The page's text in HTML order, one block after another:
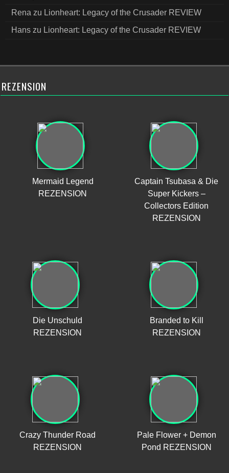
Rena zu Lionheart: Legacy of the Crusader REVIEW
Hans zu Lionheart: Legacy of the Crusader REVIEW
REZENSION
Mermaid Legend
REZENSION
Captain Tsubasa & Die
Super Kickers –
Collectors Edition
REZENSION
Die Unschuld
REZENSION
Branded to Kill
REZENSION
Crazy Thunder Road
REZENSION
Pale Flower + Demon
Pond REZENSION